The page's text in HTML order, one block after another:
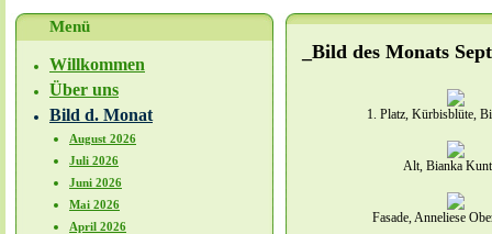
Menü
Willkommen
Über uns
Bild d. Monat
August 2026
Juli 2026
Juni 2026
Mai 2026
April 2026
_Bild des Monats
1. Platz, Kürbisblüte,
Alt, Bianka
Fasade, Anneliese